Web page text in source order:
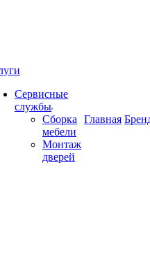
Сервисные
службы
Сборка
мебели
Монтаж
дверей
Главная